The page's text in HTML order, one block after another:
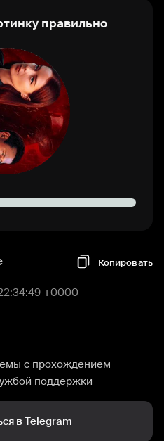
правильно
Копировать
+0000
с прохождением
поддержки
в Telegram